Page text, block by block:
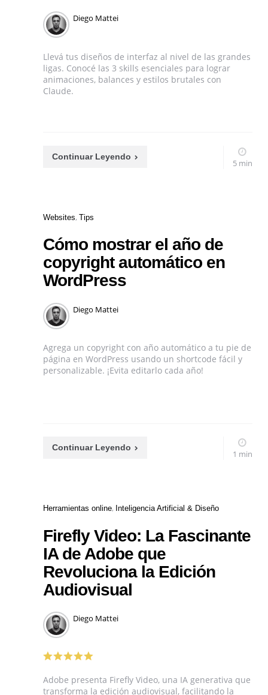
Posted
Diego Mattei
Llevá tus diseños de interfaz al nivel de las grandes
ligas. Conocé las 3 skills esenciales para lograr
animaciones, balances y estilos brutales con
Claude.
Continuar Leyendo
5 min
Categories
Websites Tips
Cómo mostrar el año de
copyright automático en
WordPress
Posted
Diego Mattei
Agrega un copyright con año automático a tu pie de
página en WordPress usando un shortcode fácil y
personalizable. ¡Evita editarlo cada año!
Continuar Leyendo
1 min
Categories
Herramientas online Inteligencia Artificial & Diseño
Firefly Video: La Fascinante
IA de Adobe que
Revoluciona la Edición
Audiovisual
Posted
Diego Mattei
Adobe presenta Firefly Video, una IA generativa que
transforma la edición audiovisual, facilitando la